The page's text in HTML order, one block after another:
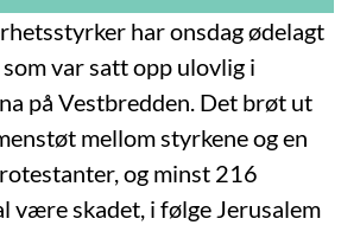
har onsdag ødelagt
var satt opp ulovlig i
på Vestbredden. Det brøt ut
mellom styrkene og en
og minst 216
være skadet, i følge Jerusalem